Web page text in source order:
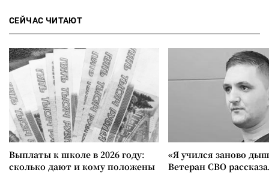
СЕЙЧАС ЧИТАЮТ
Выплаты к школе в 2026 году:
сколько дают и кому положены
«Я учился заново
Ветеран СВО